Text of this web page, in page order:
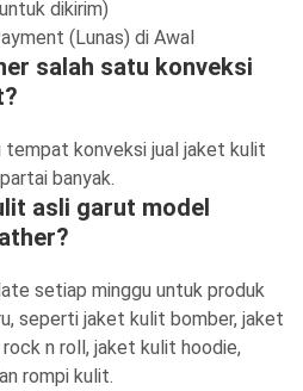
dikirim)
(Lunas) di Awal
salah satu konveksi
tempat konveksi jual jaket kulit
banyak.
asli garut model
setiap minggu untuk produk
seperti jaket kulit bomber, jaket
n roll, jaket kulit hoodie,
rompi kulit.